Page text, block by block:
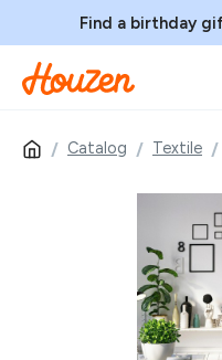
Find a birthday
Catalog Textile